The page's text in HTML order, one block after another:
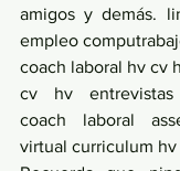
amigos y demás.
empleo
coach laboral hv cv
cv hv entrevistas
coach laboral
virtual curriculum hv